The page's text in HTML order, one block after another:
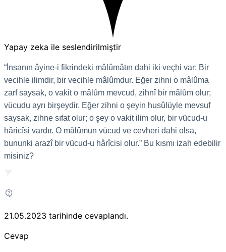
Yapay zeka ile seslendirilmiştir
“İnsanın âyine-i fikrindeki mâlûmâtın dahi iki veçhi var: Bir
vecihle ilimdir, bir vecihle mâlûmdur. Eğer zihni o mâlûma
zarf saysak, o vakit o mâlûm mevcud, zihnî bir mâlûm olur;
vücudu ayrı birşeydir. Eğer zihni o şeyin husûlüyle mevsuf
saysak, zihne sıfat olur; o şey o vakit ilim olur, bir vücud-u
hâricîsi vardır. O mâlûmun vücud ve cevheri dahi olsa,
bununki arazî bir vücud-u hârîcisi olur.” Bu kısmı izah edebilir
misiniz?
21.05.2023 tarihinde cevaplandı.
Cevap